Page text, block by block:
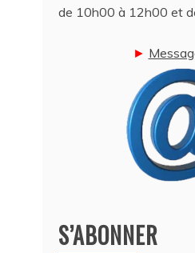
de 10h00 à 12h00 et
►
S’ABONNER